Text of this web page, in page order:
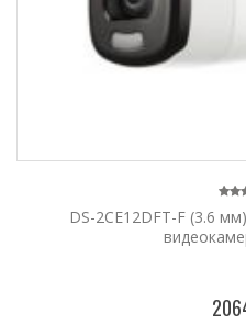
DS-2CE12DFT-F (3.6